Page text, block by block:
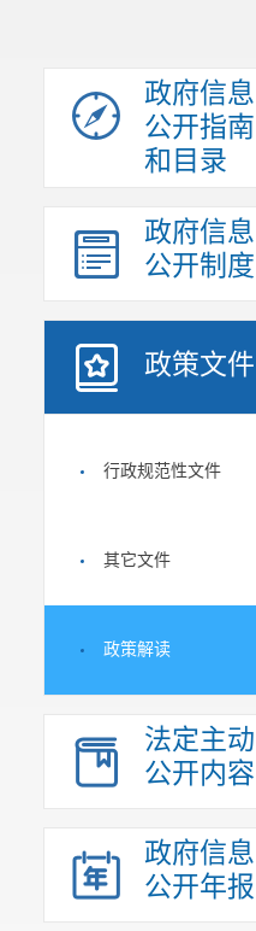
政府信息
公开指南
和目录
政府信息
公开制度
政策文件
行政规范性文件
其它文件
政策解读
法定主动
公开内容
政府信息
公开年报